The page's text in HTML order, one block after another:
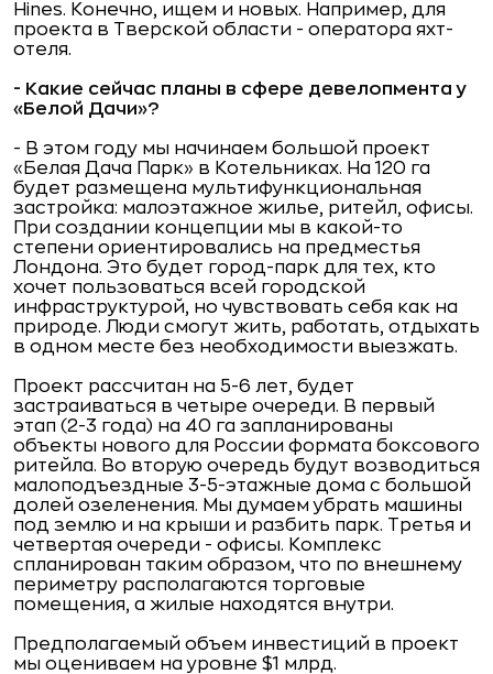
Hines. Конечно, ищем и новых. Например, для
проекта в Тверской области - оператора яхт-
отеля.
- Какие сейчас планы в сфере девелопмента у
«Белой Дачи»?
- В этом году мы начинаем большой проект
«Белая Дача Парк» в Котельниках. На 120 га
будет размещена мультифункциональная
застройка: малоэтажное жилье, ритейл, офисы.
При создании концепции мы в какой-то
степени ориентировались на предместья
Лондона. Это будет город-парк для тех, кто
хочет пользоваться всей городской
инфраструктурой, но чувствовать себя как на
природе. Люди смогут жить, работать, отдыхать
в одном месте без необходимости выезжать.
Проект рассчитан на 5-6 лет, будет
застраиваться в четыре очереди. В первый
этап (2-3 года) на 40 га запланированы
объекты нового для России формата боксового
ритейла. Во вторую очередь будут возводиться
малоподъездные 3-5-этажные дома с большой
долей озеленения. Мы думаем убрать машины
под землю и на крыши и разбить парк. Третья и
четвертая очереди - офисы. Комплекс
спланирован таким образом, что по внешнему
периметру располагаются торговые
помещения, а жилые находятся внутри.
Предполагаемый объем инвестиций в проект
мы оцениваем на уровне $1 млрд.